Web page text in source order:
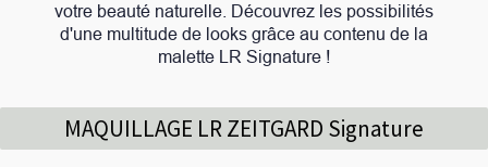
votre beauté naturelle. Découvrez les possibilités
d'une multitude de looks grâce au contenu de la
malette LR Signature !
MAQUILLAGE LR ZEITGARD Signature